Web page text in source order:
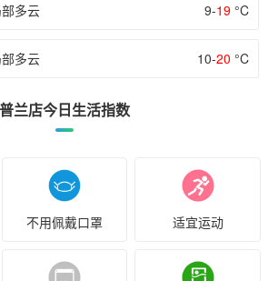
多云 9-19 °C
多云 10-20 °C
普兰店今日生活指数
不用佩戴口罩 适宜运动